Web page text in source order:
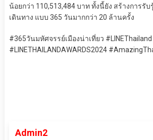
น้อยกว่า 110,513,484 บาท ทั้งนี้ยัง สร้างการรับ
เดินทาง แบบ 365 วันมากกว่า 20 ล้านครั้ง
#365วันมหัศจรรย์เมืองน่าเที่ยว #LINEThailand
#LINETHAILANDAWARDS2024
Admin2